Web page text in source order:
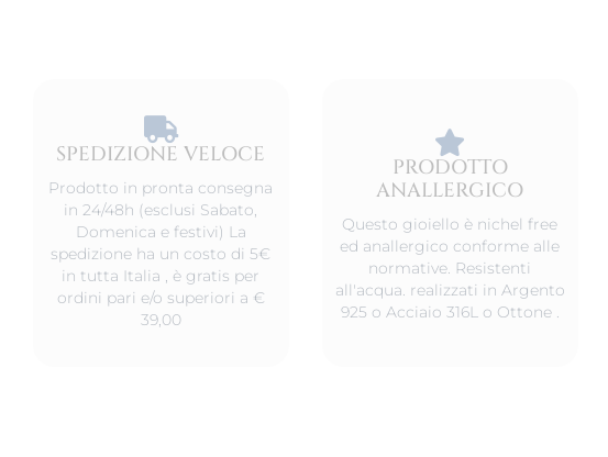
SPEDIZIONE VELOCE​
Prodotto in pronta consegna
in 24/48h (esclusi Sabato,
Domenica e festivi) La
spedizione ha un costo di 5€
in tutta Italia , è gratis per
ordini pari e/o superiori a €
39,00
PRODOTTO
ANALLERGICO
Questo gioiello è nichel free
ed anallergico conforme alle
normative. Resistenti
all'acqua. realizzati in Argento
925 o Acciaio 316L o Ottone .